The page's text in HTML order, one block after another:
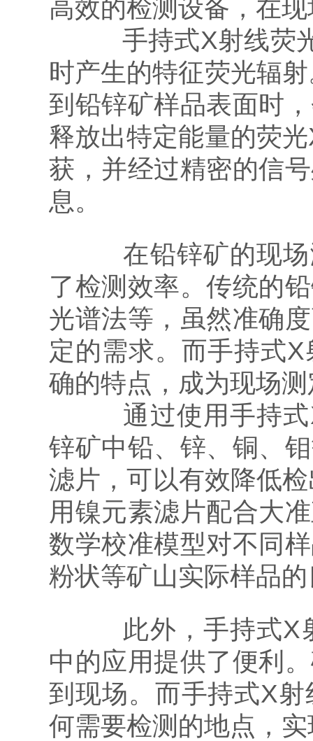
高效的检测设备，在
手持式X射线荧光
时产生的特征荧光辐
到铅锌矿样品表面时
释放出特定能量的荧
获，并经过精密的信
息。
在铅锌矿的现场
了检测效率。传统的
光谱法等，虽然准确
定的需求。而手持式
确的特点，成为现场
通过使用手持式X
锌矿中铅、锌、铜、
滤片，可以有效降低
用镍元素滤片配合大
数学校准模型对不同
粉状等矿山实际样品
此外，手持式X射
中的应用提供了便利
到现场。而手持式X
何需要检测的地点，